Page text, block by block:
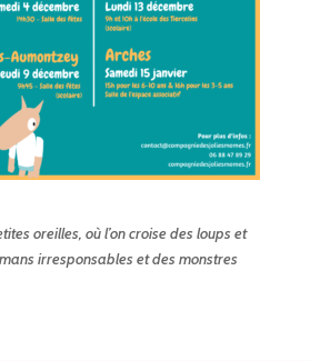
oreilles, où l’on croise des loups et
irresponsables et des monstres